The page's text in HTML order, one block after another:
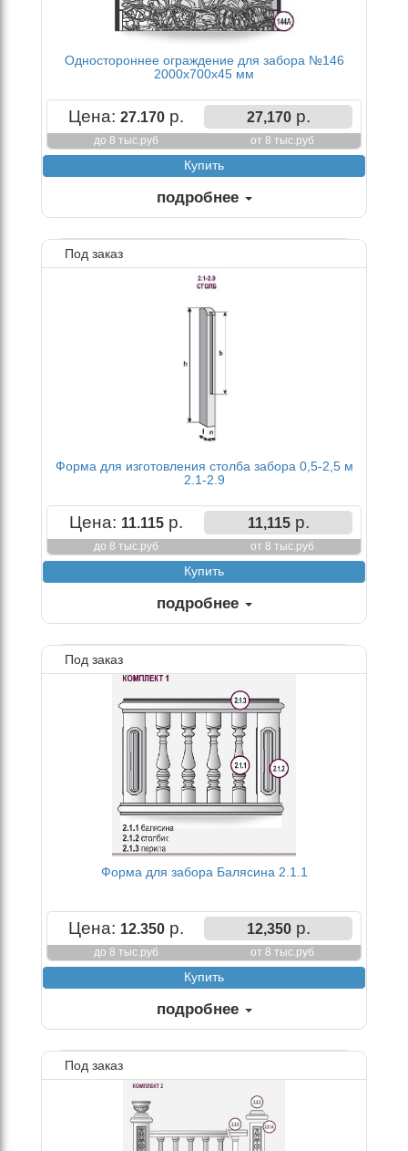
Одностороннее ограждение для забора №146
2000х700х45 мм
Цена: 27.170р.
до 8 тыс.руб
27,170р.
от 8 тыс.руб
подробнее
Под заказ
Форма для изготовления столба забора 0,5-2,5 м
2.1-2.9
Цена: 11.115р.
до 8 тыс.руб
11,115р.
от 8 тыс.руб
подробнее
Под заказ
Форма для забора Балясина 2.1.1
Цена: 12.350р.
до 8 тыс.руб
12,350р.
от 8 тыс.руб
подробнее
Под заказ